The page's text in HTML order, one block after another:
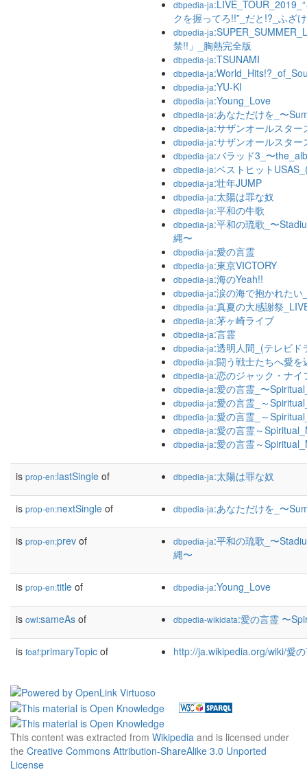
dbpedia-ja
クを握ってろ!!”_だと!?_ふざ
dbpedia-ja
禁!!」_胸熱完全版
dbpedia-ja:TSUNAMI
dbpedia-ja
dbpedia-ja:YU-KI
dbpedia-ja:Young_Love
dbpedia-ja:あなただけを_〜
dbpedia-ja:サザンオールスター
dbpedia-ja:サザンオールスタ
dbpedia-ja:バラッド3_〜
dbpedia-ja:ベストヒット
dbpedia-ja:壮年JUMP
dbpedia-ja:太陽は罪な奴
dbpedia-ja:平和の牛歌
dbpedia-ja:平和の琉歌_〜
縄〜
dbpedia-ja:愛の言霊
dbpedia-ja:東京VICTORY
dbpedia-ja:海のYeah!!
dbpedia-ja:涙の海で抱かれたい
dbpedia-ja:真夏の大感謝祭
dbpedia-ja:茅ヶ崎ライブ
dbpedia-ja:言霊
dbpedia-ja:透明人間_(テレビド
dbpedia-ja:闘う戦士たちへ愛を
dbpedia-ja:恋のジャック・ナイ
dbpedia-ja:愛の言霊_〜
dbpedia-ja:愛の言霊_～
dbpedia-ja:愛の言霊_～
dbpedia-ja:愛の言霊～
dbpedia-ja:愛の言霊～
is prop-en:lastSingle of dbpedia-ja:太陽は罪な奴
is prop-en:nextSingle of dbpedia-ja:あなただけを_〜
is prop-en:prev of dbpedia-ja:平和の琉歌_〜
縄〜
is prop-en:title of dbpedia-ja:Young_Love
is owl:sameAs of dbpedia-wikidata:愛の言霊 〜
is foaf:primaryTopic of http://ja.wikipedia.org/wiki/愛
This content was extracted from Wikipedia and is licensed under
the Creative Commons Attribution-ShareAlike 3.0 Unported
License